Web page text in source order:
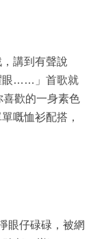
講到有聲說
眼……」首歌就
歡的一身素色
嘅恤衫配搭，
眼仔碌碌，被網